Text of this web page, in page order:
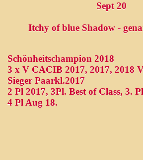
Sept 20
Itchy of blue Shadow -
Schönheitschampion 2018
3 x V CACIB 2017, 2017, 2018
Sieger Paarkl.2017
2 Pl 2017, 3Pl. Best of Class, 3.
4 Pl Aug 18.